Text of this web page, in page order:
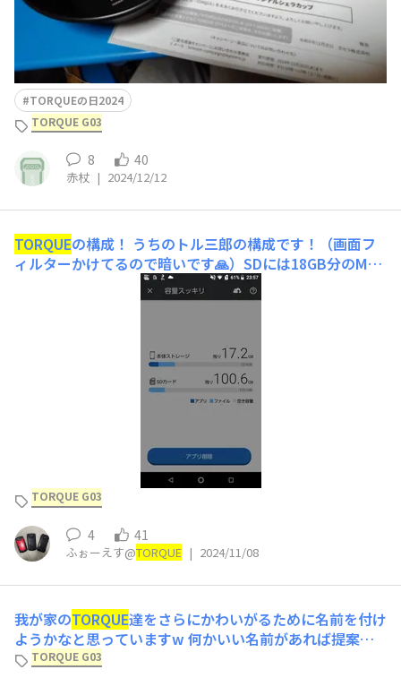
TORQUEの日2024
TORQUE G03
8 40
赤杖 | 2024/12/12
TORQUEの構成！ うちのトル三郎の構成です！（画面フ
ィルターかけてるので暗いです🙏）SDには18GB分のMP3
TORQUE G03
4 41
ふぉーえす@TORQUE | 2024/11/08
我が家のTORQUE達をさらにかわいがるために名前を付け
ようかなと思っていますw 何かいい名前があれば提案し
てほしいです！ 参考までに持っている機種は G01 Red G0
TORQUE G03